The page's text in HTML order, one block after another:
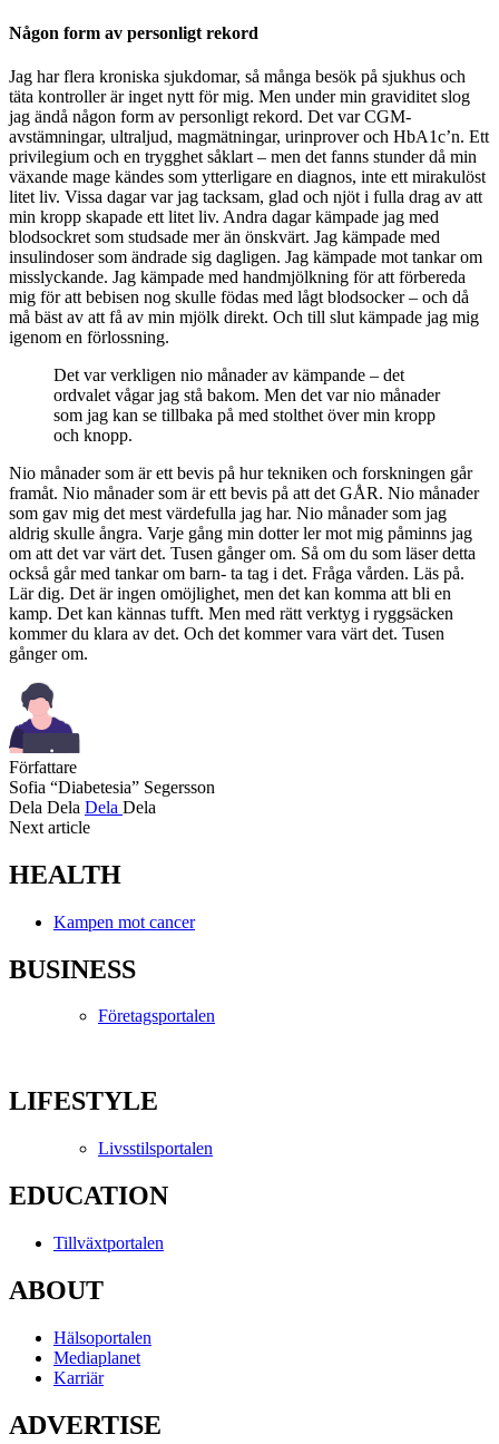
Någon form av personligt rekord
Jag har flera kroniska sjukdomar, så många besök på sjukhus och
täta kontroller är inget nytt för mig. Men under min graviditet slog
jag ändå någon form av personligt rekord. Det var CGM-
avstämningar, ultraljud, magmätningar, urinprover och HbA1c’n. Ett
privilegium och en trygghet såklart – men det fanns stunder då min
växande mage kändes som ytterligare en diagnos, inte ett mirakulöst
litet liv. Vissa dagar var jag tacksam, glad och njöt i fulla drag av att
min kropp skapade ett litet liv. Andra dagar kämpade jag med
blodsockret som studsade mer än önskvärt. Jag kämpade med
insulindoser som ändrade sig dagligen. Jag kämpade mot tankar om
misslyckande. Jag kämpade med handmjölkning för att förbereda
mig för att bebisen nog skulle födas med lågt blodsocker – och då
må bäst av att få av min mjölk direkt. Och till slut kämpade jag mig
igenom en förlossning.
Det var verkligen nio månader av kämpande – det
ordvalet vågar jag stå bakom. Men det var nio månader
som jag kan se tillbaka på med stolthet över min kropp
och knopp.
Nio månader som är ett bevis på hur tekniken och forskningen går
framåt. Nio månader som är ett bevis på att det GÅR. Nio månader
som gav mig det mest värdefulla jag har. Nio månader som jag
aldrig skulle ångra. Varje gång min dotter ler mot mig påminns jag
om att det var värt det. Tusen gånger om. Så om du som läser detta
också går med tankar om barn- ta tag i det. Fråga vården. Läs på.
Lär dig. Det är ingen omöjlighet, men det kan komma att bli en
kamp. Det kan kännas tufft. Men med rätt verktyg i ryggsäcken
kommer du klara av det. Och det kommer vara värt det. Tusen
gånger om.
Författare
Sofia “Diabetesia” Segersson
Dela Dela Dela Dela
Next article
HEALTH
Kampen mot cancer
BUSINESS
Företagsportalen
LIFESTYLE
Livsstilsportalen
EDUCATION
Tillväxtportalen
ABOUT
Hälsoportalen
Mediaplanet
Karriär
ADVERTISE